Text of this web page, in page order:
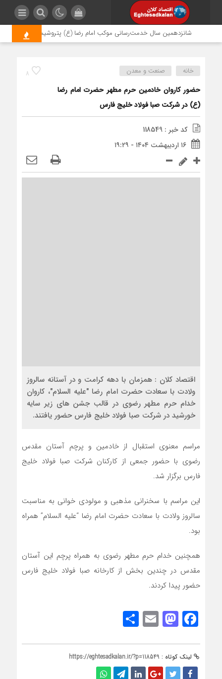
شانزدهمین سال خدمت‌رسانی موکب امام رضا (ع) پتروشیمی اروند؛ روایتی
8 خانه صنعت و معدن
حضور کاروان خادمین حرم مطهر حضرت امام رضا
(ع) در شرکت صبا فولاد خلیج فارس
کد خبر : 118549
۱۶ اردیبهشت ۱۴۰۴ - ۱۹:۲۹
اقتصاد کلان : همزمان با دهه کرامت و در آستانه سالروز
ولادت با سعادت حضرت امام رضا "علیه السلام"، کاروان
خدام حرم مطهر رضوی در قالب جشن های زیر سایه
خورشید در شرکت صبا فولاد خلیج فارس حضور یافتند.
مراسم معنوی استقبال از خادمین و پرچم آستان مقدس
رضوی با حضور جمعی از کارکنان شرکت صبا فولاد خلیج
فارس برگزار شد.
این مراسم با سخنرانی مذهبی و مولودی خوانی به مناسبت
سالروز ولادت با سعادت حضرت امام رضا “علیه السلام” همراه
بود.
همچنین خدام حرم مطهر رضوی به همراه پرچم این آستان
مقدس در چندین بخش از کارخانه صبا فولاد خلیج فارس
حضور پیدا کردند.
Facebook
Mastodon
Email
لینک کوتاه : https://eghtesadkalan.ir/?p=118549